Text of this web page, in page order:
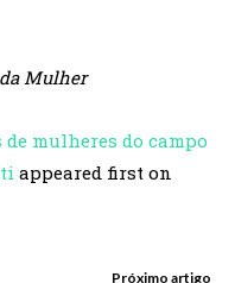
Mulher
de mulheres do campo
appeared first on
Próximo artigo